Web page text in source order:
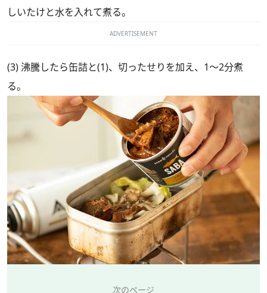
しいたけと水を入れて煮る。
ADVERTISEMENT
(3) 沸騰したら缶詰と(1)、切ったせりを加え、1〜2分煮
る。
次のページ